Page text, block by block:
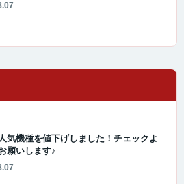
気機種を値下げしました！チェックよ
願いします♪